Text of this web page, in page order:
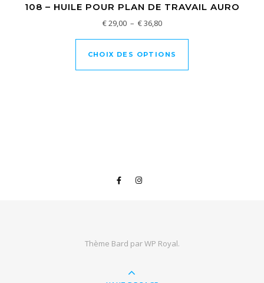
108 – HUILE POUR PLAN DE TRAVAIL AURO
€29,00 – €36,80Plage de prix : € 29,00 à €
CHOIX DES OPTIONS
Ce produit a
Thème Bard parWP Royal.